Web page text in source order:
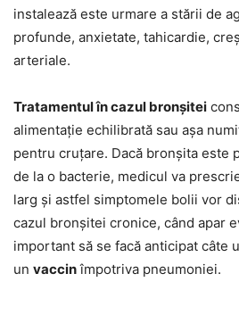
instalează este urmare a stării de
profunde, anxietate, tahicardie,
arteriale.
Tratamentul în cazul bronșitei
alimentație echilibrată sau așa
pentru cruțare. Dacă bronșita este
de la o bacterie, medicul va
larg și astfel simptomele bolii vor
cazul bronșitei cronice, când apar
important să se facă anticipat câte
un vaccinîmpotriva pneumoniei.